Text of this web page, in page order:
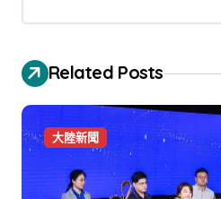
Related Posts
大陸新聞